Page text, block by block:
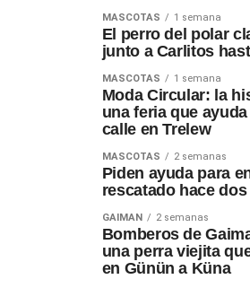
MASCOTAS 1 semana
El perro del polar
junto a Carlitos
MASCOTAS 1 semana
Moda Circular: la
una feria que
calle en Trelew
MASCOTAS 2 semanas
Piden ayuda para
rescatado hace
GAIMAN 2 semanas
Bomberos de
una perra viejita
en Günün a Küna